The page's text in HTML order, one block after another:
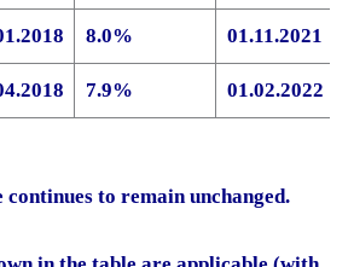
8.0% 01.11.2021
7.9% 01.02.2022
to remain unchanged.